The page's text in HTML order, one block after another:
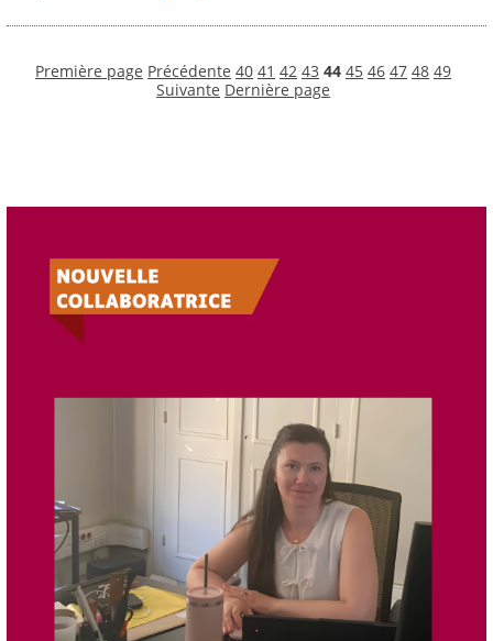
Première page Précédente 40 41 42 43 44 45 46 47 48 49
Suivante Dernière page